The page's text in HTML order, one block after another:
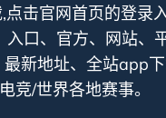
击官网首页的登录
口、官方、网站、
最新地址、全站app
竞/世界各地赛事。